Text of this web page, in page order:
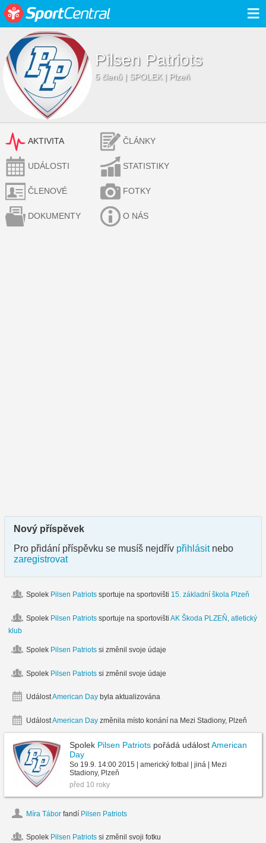
≡
Pilsen Patriots
5 členů | SPOLEK | Plzeň
AKTIVITA ČLÁNKY
UDÁLOSTI STATISTIKY
ČLENOVÉ FOTKY
DOKUMENTY O NÁS
Nový příspěvek
Pro přidání příspěvku se musíš nejdřív přihlásitnebo
zaregistrovat
Spolek Pilsen Patriots sportuje na sportovišti 15. základní škola Plzeň
Spolek Pilsen Patriots sportuje na sportovišti AK Škoda PLZEŇ, atletický
klub
Spolek Pilsen Patriots si změnil svoje údaje
Spolek Pilsen Patriots si změnil svoje údaje
UdálostAmerican Day byla aktualizována
UdálostAmerican Day změnila místo konání na Mezi Stadiony, Plzeň
Spolek Pilsen Patriots pořádá událostAmerican
Day
So 19.9. 14:00 2015 | americký fotbal | jiná | Mezi
Stadiony, Plzeň
před 10 roky
Míra Tábor fandí Pilsen Patriots
Spolek Pilsen Patriots si změnil svoji fotku